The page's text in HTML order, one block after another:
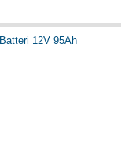
12V 95Ah